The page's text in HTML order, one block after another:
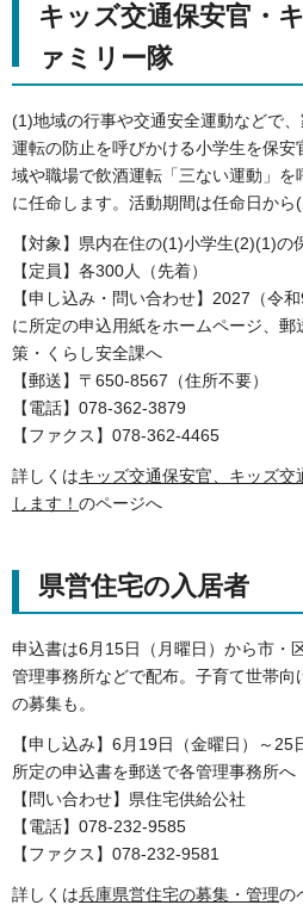
キッズ交通保安官・
ァミリー隊
(1)地域の行事や交通安全運動などで
運転の防止を呼びかける小学生を保
域や職場で飲酒運転「三ない運動」
に任命します。活動期間は任命日から
【対象】県内在住の(1)小学生(2)(1)の
【定員】各300人（先着）
【申し込み・問い合わせ】2027（令
に所定の申込用紙をホームページ、
策・くらし安全課へ
【郵送】〒650-8567（住所不要）
【電話】078-362-3879
【ファクス】078-362-4465
詳しくはキッズ交通保安官、キッズ
します！ のページへ
県営住宅の入居者
申込書は6月15日（月曜日）から市・
管理事務所などで配布。子育て世帯
の募集も。
【申し込み】6月19日（金曜日）～
所定の申込書を郵送で各管理事務所へ
【問い合わせ】県住宅供給公社
【電話】078-232-9585
【ファクス】078-232-9581
詳しくは兵庫県営住宅の募集・管理の